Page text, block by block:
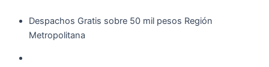
contenido
Despachos Gratis sobre 50 mil pesos Región
Metropolitana
Pañuelos